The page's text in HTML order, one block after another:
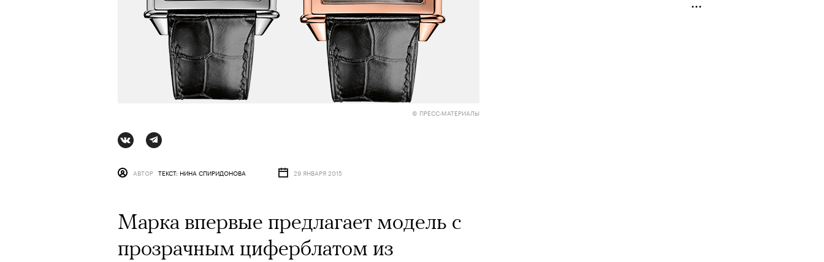
© ПРЕСС-МАТЕРИАЛЫ
АВТОР ТЕКСТ: НИНА СПИРИДОНОВА 29 ЯНВАРЯ 2015
Марка впервые предлагает модель с
прозрачным циферблатом из